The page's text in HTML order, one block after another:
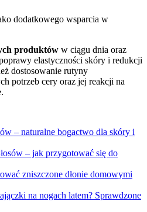
dodatkowego wsparcia w
produktów w ciągu dnia oraz
elastyczności skóry i redukcji
dostosowanie rutyny
potrzeb cery oraz jej reakcji na
– naturalne bogactwo dla skóry i
– jak przygotować się do
zniszczone dłonie domowymi
na nogach latem? Sprawdzone